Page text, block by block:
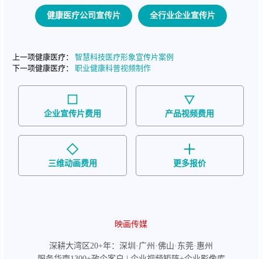
健康医疗公司宣传片 全行业企业宣传片
上一项健康医疗： 智慧科技医疗形象宣传片案例
下一项健康医疗： 职业健康科普视频制作
企业宣传片费用 产品视频费用
三维动画费用 更多报价
映画传媒
深耕大湾区20+年：深圳·广州·佛山·东莞·惠州